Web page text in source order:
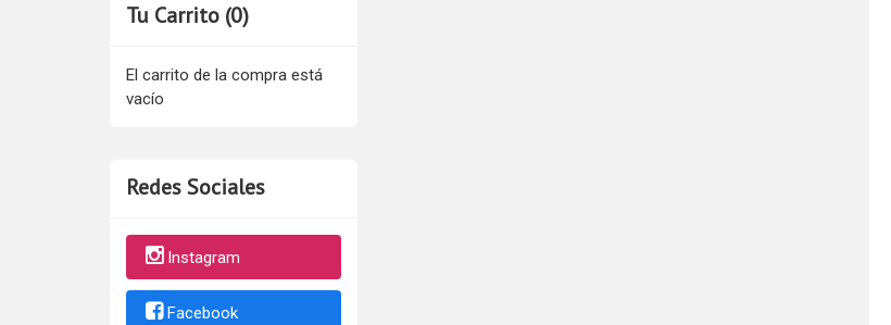
Tu Carrito (0)
El carrito de la compra está
vacío
Redes Sociales
Instagram
Facebook